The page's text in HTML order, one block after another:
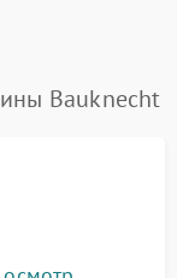
Bauknecht